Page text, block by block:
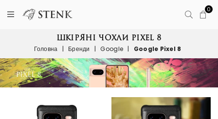
0
ШКІРЯНІ ЧОХЛИ PIXEL 8
Головна | Бренди | Google | Google Pixel 8